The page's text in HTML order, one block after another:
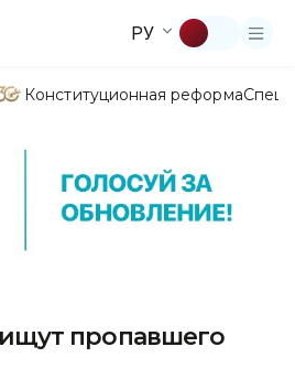
РУ
Конституционная реформа
пропавшего